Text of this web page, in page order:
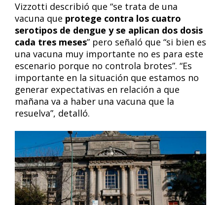
Vizzotti describió que “se trata de una
vacuna que protege contra los cuatro
serotipos de dengue y se aplican dos dosis
cada tres meses” pero señaló que “si bien es
una vacuna muy importante no es para este
escenario porque no controla brotes”. “Es
importante en la situación que estamos no
generar expectativas en relación a que
mañana va a haber una vacuna que la
resuelva”, detalló.